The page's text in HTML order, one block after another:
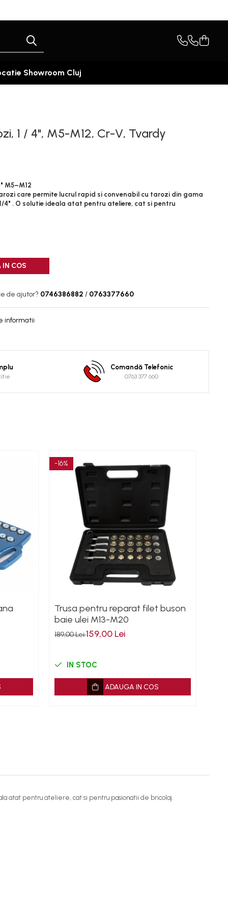
Showroom Cluj
1 / 4", M5-M12, Cr-V, Tvardy
M5–M12
care permite lucrul rapid si convenabil cu tarozi din gama
4" . O solutie ideala atat pentru ateliere, cat si pentru
IN COS
de ajutor? 0746386882 / 0763377660
informatii
Comandă Telefonic
0763 377 660
-16%
Trusa pentru reparat filet buson
baie ulei M13-M20
189,00 Lei159,00 Lei
IN STOC
ADAUGA IN COS
atat pentru ateliere, cat si pentru pasionatii de bricolaj.